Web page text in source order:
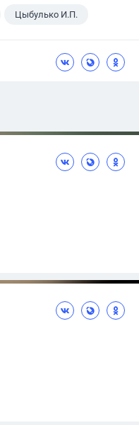
Цыбулько И.П.